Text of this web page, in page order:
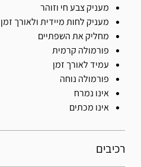
מעניק צבע חי וזוהר
מעניק לחות מיידית ולאורך זמן
מחליק את השפתיים
פורמולה קרמית
עמיד לאורך זמן
פורמולה נוחה
אינו נמרח
אינו מכתים
רכיבים